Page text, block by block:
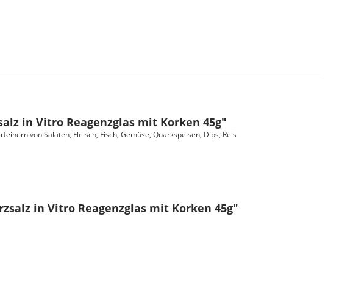
in Vitro Reagenzglas mit Korken 45g"
von Salaten, Fleisch, Fisch, Gemüse, Quarkspeisen, Dips, Reis
in Vitro Reagenzglas mit Korken 45g"